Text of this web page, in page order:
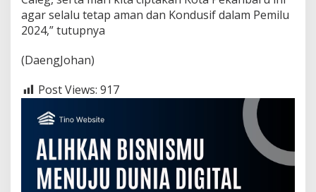
agar selalu tetap aman dan Kondusif dalam Pemilu
2024,” tutupnya
(DaengJohan)
Post Views: 917